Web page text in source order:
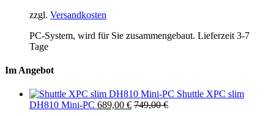
zzgl. Versandkosten
PC-System, wird für Sie zusammengebaut. Lieferzeit 3-7
Tage
Im Angebot
Shuttle XPC slim
DH810 Mini-PC 689,00 € 749,00€